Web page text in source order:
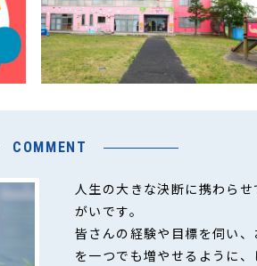
COMMENT
人生の大きな決断に携わら
がいです。
皆さんの経験や目標を伺い、
を一つでも増やせるように